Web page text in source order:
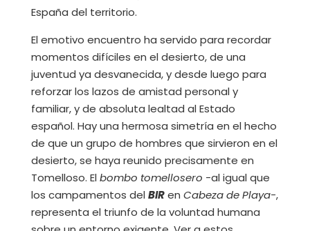
España del territorio.
El emotivo encuentro ha servido para recordar
momentos difíciles en el desierto, de una
juventud ya desvanecida, y desde luego para
reforzar los lazos de amistad personal y
familiar, y de absoluta lealtad al Estado
español. Hay una hermosa simetría en el hecho
de que un grupo de hombres que sirvieron en el
desierto, se haya reunido precisamente en
Tomelloso. El bombo tomellosero -al igual que
los campamentos del BIRen Cabeza de Playa-,
representa el triunfo de la voluntad humana